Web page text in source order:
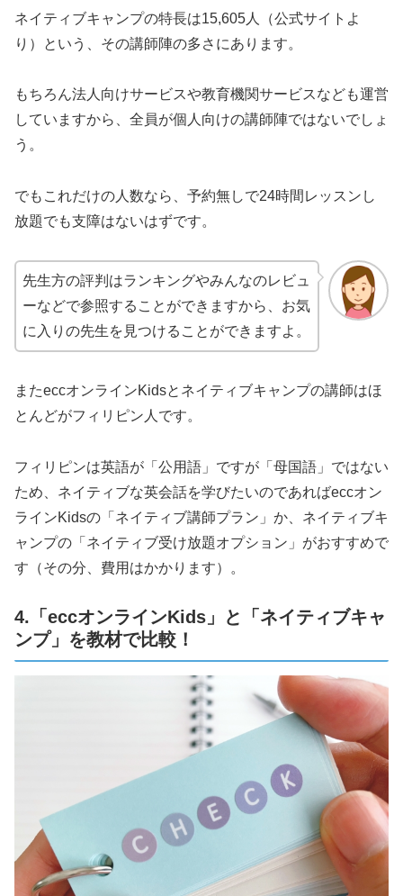
ネイティブキャンプの特長は15,605人（公式サイトよ
り）という、その講師陣の多さにあります。
もちろん法人向けサービスや教育機関サービスなども運営
していますから、全員が個人向けの講師陣ではないでしょ
う。
でもこれだけの人数なら、予約無しで24時間レッスンし
放題でも支障はないはずです。
先生方の評判はランキングやみんなのレビュ
ーなどで参照することができますから、お気
に入りの先生を見つけることができますよ。
またeccオンラインKidsとネイティブキャンプの講師はほ
とんどがフィリピン人です。
フィリピンは英語が「公用語」ですが「母国語」ではない
ため、ネイティブな英会話を学びたいのであればeccオン
ラインKidsの「ネイティブ講師プラン」か、ネイティブキ
ャンプの「ネイティブ受け放題オプション」がおすすめで
す（その分、費用はかかります）。
4.「eccオンラインKids」と「ネイティブキャ
ンプ」を教材で比較！